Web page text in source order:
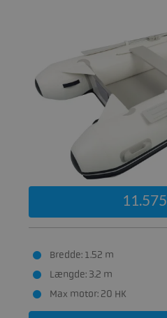
11.575
Bredde: 1.52 m
Længde: 3.2 m
Max motor: 20 HK